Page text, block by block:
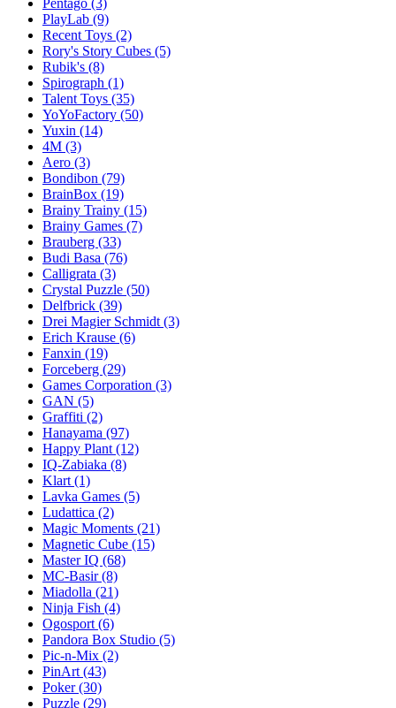
Pentago (3)
PlayLab (9)
Recent Toys (2)
Rory's Story Cubes (5)
Rubik's (8)
Spirograph (1)
Talent Toys (35)
YoYoFactory (50)
Yuxin (14)
4M (3)
Aero (3)
Bondibon (79)
BrainBox (19)
Brainy Trainy (15)
Brainy Games (7)
Brauberg (33)
Budi Basa (76)
Calligrata (3)
Crystal Puzzle (50)
Delfbrick (39)
Drei Magier Schmidt (3)
Erich Krause (6)
Fanxin (19)
Forceberg (29)
Games Corporation (3)
GAN (5)
Graffiti (2)
Hanayama (97)
Happy Plant (12)
IQ-Zabiaka (8)
Klart (1)
Lavka Games (5)
Ludattica (2)
Magic Moments (21)
Magnetic Cube (15)
Master IQ (68)
MC-Basir(8)
Miadolla (21)
Ninja Fish (4)
Ogosport (6)
Pandora Box Studio (5)
Pic-n-Mix (2)
PinArt (43)
Poker(30)
Puzzle (29)